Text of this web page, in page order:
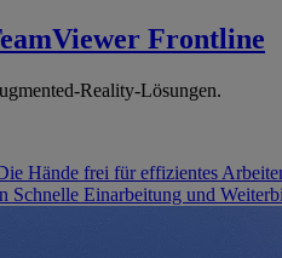
Frontline
Reality-Lösungen.
Hände frei für effizientes
Schnelle Einarbeitung und